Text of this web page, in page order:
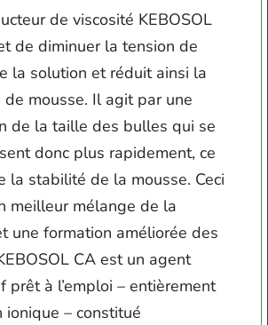
de viscosité KEBOSOL
de diminuer la tension de
la solution et réduit ainsi la
mousse. Il agit par une
de la taille des bulles qui se
donc plus rapidement, ce
la stabilité de la mousse. Ceci
meilleur mélange de la
une formation améliorée des
CA est un agent
prêt à l’emploi – entièrement
ionique – constitué